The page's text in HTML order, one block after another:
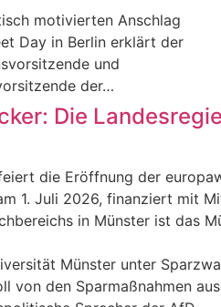
motivierten Anschlag
Day in Berlin erklärt der
und
der…
Die
die Eröffnung der
1. Juli 2026, finanziert mit
in Münster ist das
Münster unter
von den Sparmaßnahmen